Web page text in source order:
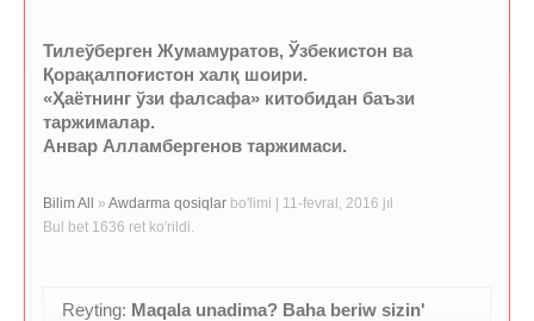
Тилеўберген Жумамуратов, Ўзбекистон ва
Қорақалпоғистон халқ шоири.
«Ҳаётнинг ўзи фалсафа» китобидан баъзи
таржималар.
Анвар Алламбергенов таржимаси.
Bilim All » Awdarma qosiqlar bo'limi | 11-fevral, 2016 jıl
Bul bet 1636 ret ko'rildi.
Reyting: Maqala unadima? Baha beriw sizin'